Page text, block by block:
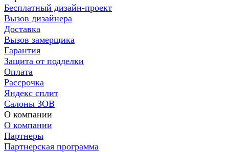
Бесплатный дизайн-проект
Вызов дизайнера
Доставка
Вызов замерщика
Гарантия
Защита от подделки
Оплата
Рассрочка
Яндекс сплит
Салоны ЗОВ
О компании
О компании
Партнеры
Партнерская программа